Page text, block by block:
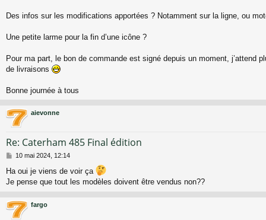
Des infos sur les modifications apportées ? Notamment sur la ligne, ou
Une petite larme pour la fin d’une icône ?
Pour ma part, le bon de commande est signé depuis un moment, j’attend
de livraisons
Bonne journée à tous
aievonne
Re: Caterham 485 Final édition
M
s
s
g
e
10 mai 2024, 12:14
Ha oui je viens de voir ça
Je pense que tout les modèles doivent être vendus non??
fargo